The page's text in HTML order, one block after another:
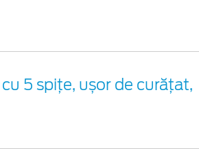
5 spițe, ușor de curățat,